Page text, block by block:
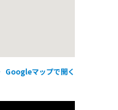
Googleマップで開く